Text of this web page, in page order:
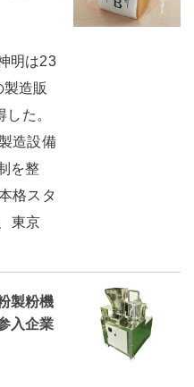
明は23
造販
た。
造設備
を整
格スタ
東京
製粉機
入企業